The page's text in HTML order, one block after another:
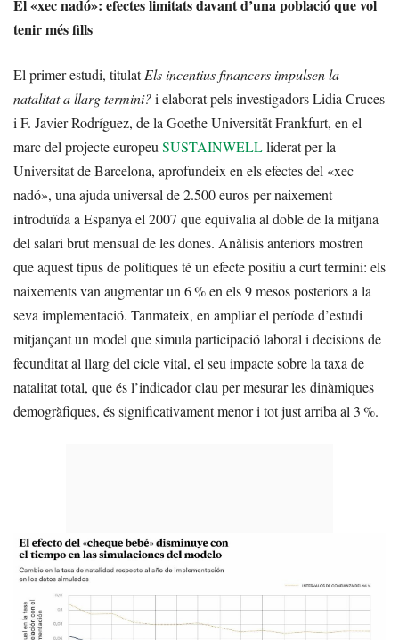
El «xec nadó»: efectes limitats davant d’una població que vol
tenir més fills
El primer estudi, titulatEls incentius financers impulsen la
natalitat a llarg termini?i elaborat pels investigadors Lidia Cruces
i F. Javier Rodríguez, de la Goethe Universität Frankfurt, en el
marc del projecte europeu SUSTAINWELLliderat per la
Universitat de Barcelona, aprofundeix en els efectes del «xec
nadó», una ajuda universal de 2.500 euros per naixement
introduïda a Espanya el 2007 que equivalia al doble de la mitjana
del salari brut mensual de les dones. Anàlisis anteriors mostren
que aquest tipus de polítiques té un efecte positiu a curt termini: els
naixements van augmentar un 6 % en els 9 mesos posteriors a la
seva implementació. Tanmateix, en ampliar el període d’estudi
mitjançant un model que simula participació laboral i decisions de
fecunditat al llarg del cicle vital, el seu impacte sobre la taxa de
natalitat total, que és l’indicador clau per mesurar les dinàmiques
demogràfiques, és significativament menor i tot just arriba al 3 %.